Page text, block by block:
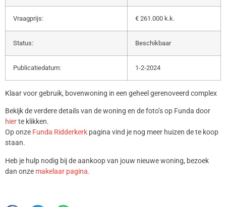
Vraagprijs: € 261.000 k.k.
Status: Beschikbaar
Publicatiedatum: 1-2-2024
Klaar voor gebruik, bovenwoning in een geheel gerenoveerd complex
Bekijk de verdere details van de woning en de foto’s op Funda door
hierte klikken.
Op onze Funda Ridderkerk pagina vind je nog meer huizen de te koop
staan.
Heb je hulp nodig bij de aankoop van jouw nieuwe woning, bezoek
dan onze makelaar pagina.